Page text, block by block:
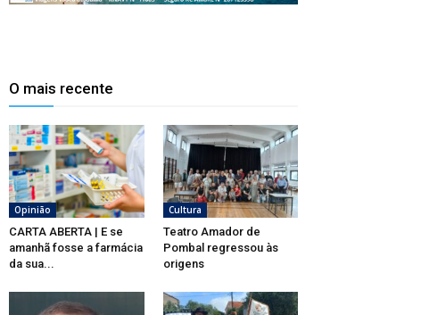
O mais recente
Opinião
CARTA ABERTA | E se
amanhã fosse a farmácia
da sua...
Cultura
Teatro Amador de
Pombal regressou às
origens